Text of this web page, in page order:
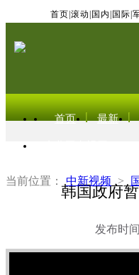
首页 滚动 国内 国际
首页 最新
当前位置： 中新视频 >
韩国政府
发布时